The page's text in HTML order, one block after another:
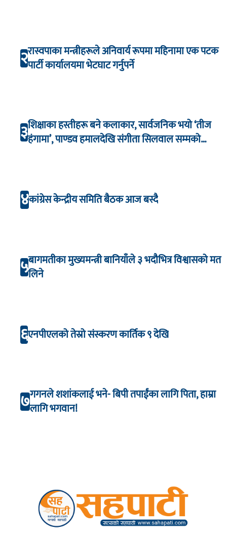
२रास्वपाका मन्त्रीहरूले अनिवार्य रूपमा महिनामा एक पटक
पार्टी कार्यालयमा भेटघाट गर्नुपर्ने
३शिक्षाका हस्तीहरू बने कलाकार, सार्वजनिक भयो ‘तीज
हंगामा’, पाण्डव हमालदेखि संगीता सिलवाल सम्मको
४कांग्रेस केन्द्रीय समिति बैठक आज बस्दै
५बागमतीका मुख्यमन्त्री बानियाँले ३ भदौभित्र विश्वासको मत
लिने
६एनपीएलको तेस्रो संस्करण कार्तिक ९ देखि
७गगनले शशांकलाई भने- बिपी तपाईंका लागि पिता, हाम्रा
लागि भगवान!